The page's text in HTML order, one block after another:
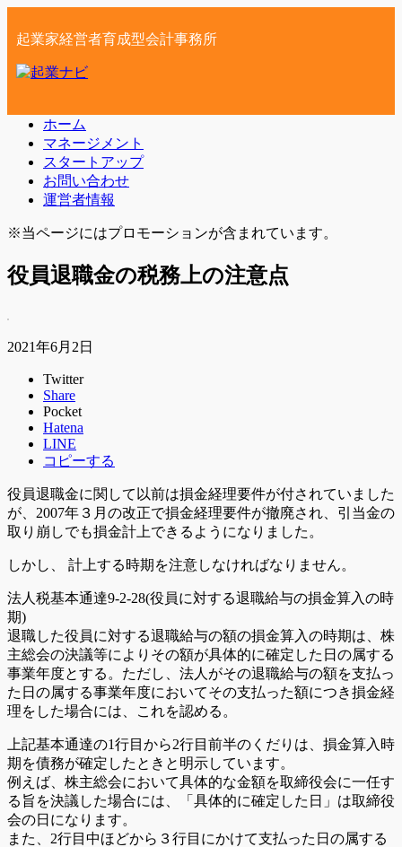
起業家経営者育成型会計事務所
ホーム
マネージメント
スタートアップ
お問い合わせ
運営者情報
※当ページにはプロモーションが含まれています。
役員退職金の税務上の注意点
2021年6月2日
Twitter
Share
Pocket
Hatena
LINE
コピーする
役員退職金に関して以前は損金経理要件が付されていました
が、2007年３月の改正で損金経理要件が撤廃され、引当金の
取り崩しでも損金計上できるようになりました。
しかし、 計上する時期を注意しなければなりません。
法人税基本通達9-2-28(役員に対する退職給与の損金算入の時
期)
退職した役員に対する退職給与の額の損金算入の時期は、株
主総会の決議等によりその額が具体的に確定した日の属する
事業年度とする。ただし、法人がその退職給与の額を支払っ
た日の属する事業年度においてその支払った額につき損金経
理をした場合には、これを認める。
上記基本通達の1行目から2行目前半のくだりは、損金算入時
期を債務が確定したときと明示しています。
例えば、株主総会において具体的な金額を取締役会に一任す
る旨を決議した場合には、「具体的に確定した日」は取締役
会の日になります。
また、2行目中ほどから３行目にかけて支払った日の属する